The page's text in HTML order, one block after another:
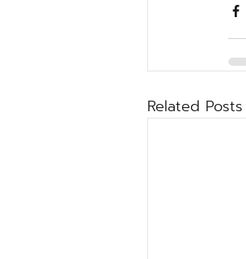
Related Posts